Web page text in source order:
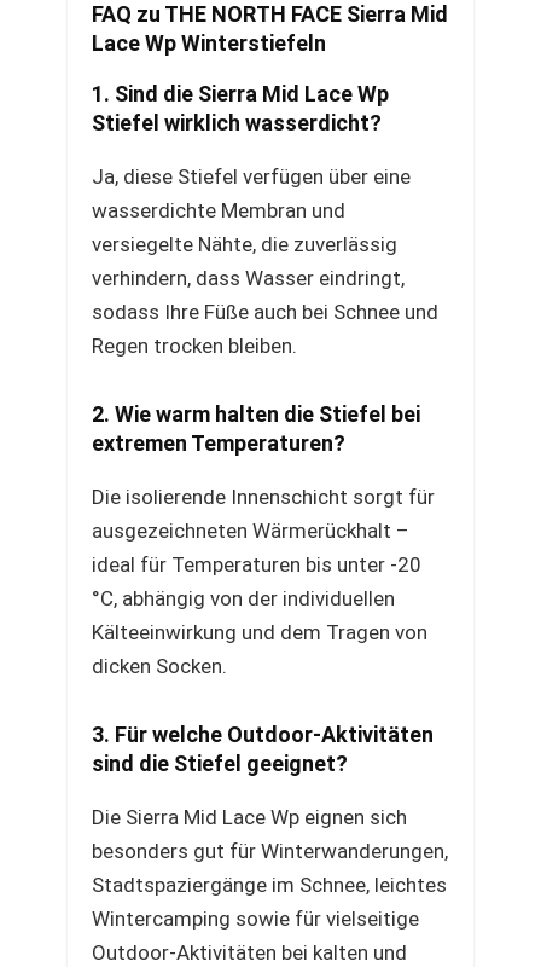
FAQ zu THE NORTH FACE Sierra Mid
Lace Wp Winterstiefeln
1. Sind die Sierra Mid Lace Wp
Stiefel wirklich wasserdicht?
Ja, diese Stiefel verfügen über eine
wasserdichte Membran und
versiegelte Nähte, die zuverlässig
verhindern, dass Wasser eindringt,
sodass Ihre Füße auch bei Schnee und
Regen trocken bleiben.
2. Wie warm halten die Stiefel bei
extremen Temperaturen?
Die isolierende Innenschicht sorgt für
ausgezeichneten Wärmerückhalt –
ideal für Temperaturen bis unter -20
°C, abhängig von der individuellen
Kälteeinwirkung und dem Tragen von
dicken Socken.
3. Für welche Outdoor-Aktivitäten
sind die Stiefel geeignet?
Die Sierra Mid Lace Wp eignen sich
besonders gut für Winterwanderungen,
Stadtspaziergänge im Schnee, leichtes
Wintercamping sowie für vielseitige
Outdoor-Aktivitäten bei kalten und